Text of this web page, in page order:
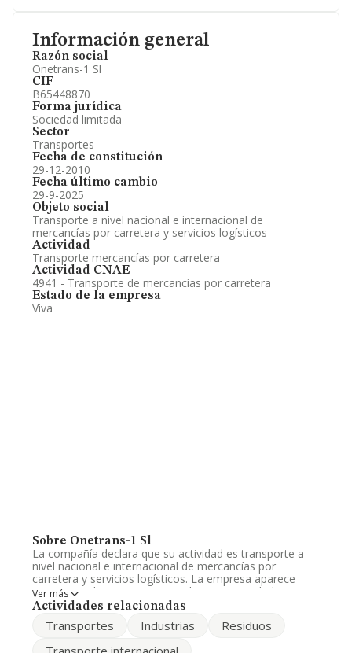
Información general
Razón social
Onetrans-1 Sl
CIF
B65448870
Forma jurídica
Sociedad limitada
Sector
Transportes
Fecha de constitución
29-12-2010
Fecha último cambio
29-9-2025
Objeto social
Transporte a nivel nacional e internacional de
mercancías por carretera y servicios logísticos
Actividad
Transporte mercancías por carretera
Actividad CNAE
4941 - Transporte de mercancías por carretera
Estado de la empresa
Viva
Sobre Onetrans-1 Sl
La compañía declara que su actividad es transporte a
nivel nacional e internacional de mercancías por
carretera y servicios logísticos. La empresa aparece
inscrita en el Registro Mercantil como Sociedad
Limitada. La actividad de referencia CNAE corresponde
es 4941. La empresa es importadora y exportadora.
Ver más
Actividades relacionadas
Transportes Industrias
Residuos